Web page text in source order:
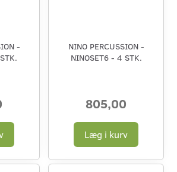
-
NINO PERCUSSION -
NINOSET6 - 4 STK.
805,00
Læg i kurv